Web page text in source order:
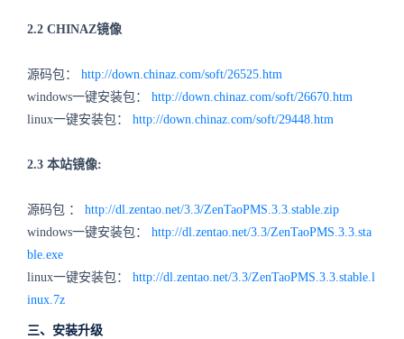
2.2 CHINAZ镜像
源码包： http://down.chinaz.com/soft/26525.htm
windows一键安装包： http://down.chinaz.com/soft/26670.htm
linux一键安装包： http://down.chinaz.com/soft/29448.htm
2.3 本站镜像:
源码包 ： http://dl.zentao.net/3.3/ZenTaoPMS.3.3.stable.zip
windows一键安装包： http://dl.zentao.net/3.3/ZenTaoPMS.3.3.sta
ble.exe
linux一键安装包： http://dl.zentao.net/3.3/ZenTaoPMS.3.3.stable.l
inux.7z
三、安装升级